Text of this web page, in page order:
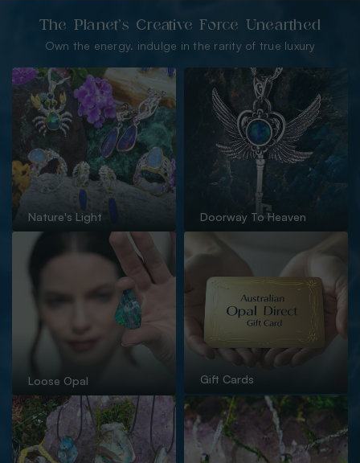
The Planet’s Creative Force Unearthed
Own the energy. indulge in the rarity of true luxury
Nature's Light Doorway To Heaven
Loose Opal Gift Cards